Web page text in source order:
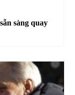
sàng quay